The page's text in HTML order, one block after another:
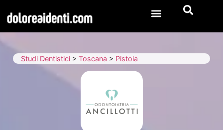
Studi Dentistici > Toscana > Pistoia